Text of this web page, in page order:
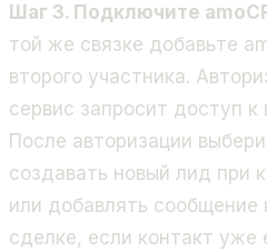
Шаг 3. Подключите
той же связке добавьте
второго участника.
сервис запросит доступ
После авторизации
создавать новый лид при
или добавлять
сделке, если контакт уже